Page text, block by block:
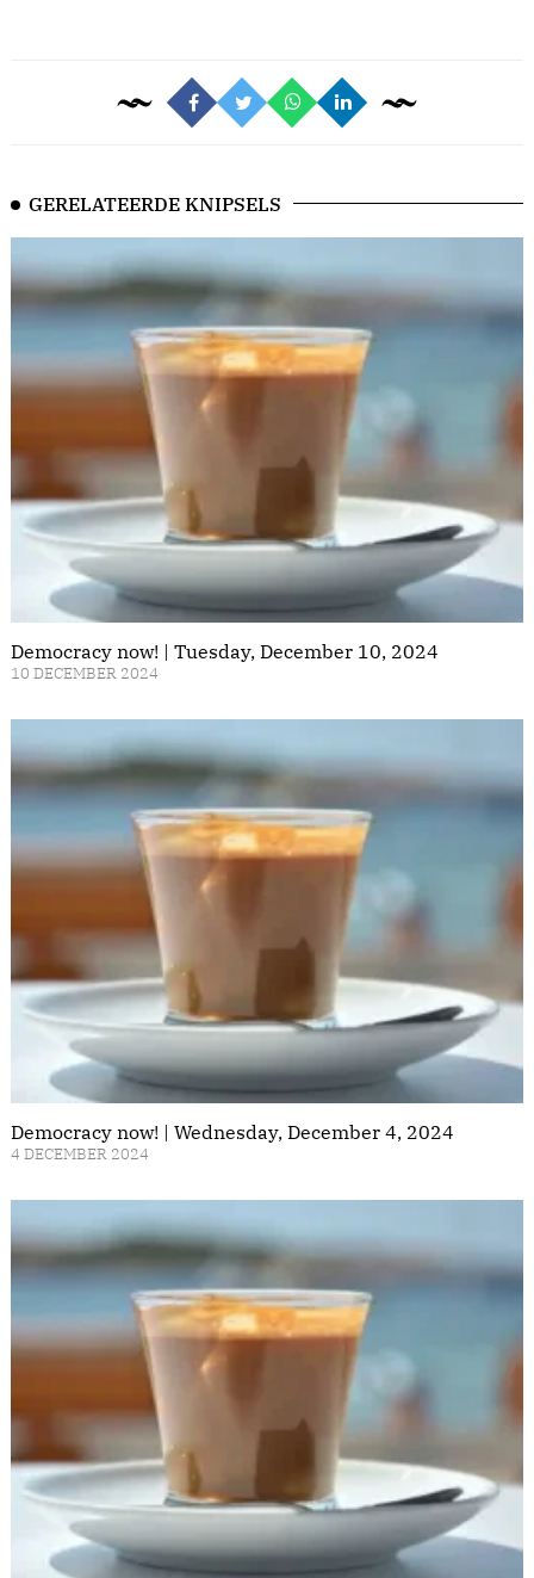
GERELATEERDE KNIPSELS
Democracy now! | Tuesday, December 10, 2024
10 DECEMBER 2024
Democracy now! | Wednesday, December 4, 2024
4 DECEMBER 2024